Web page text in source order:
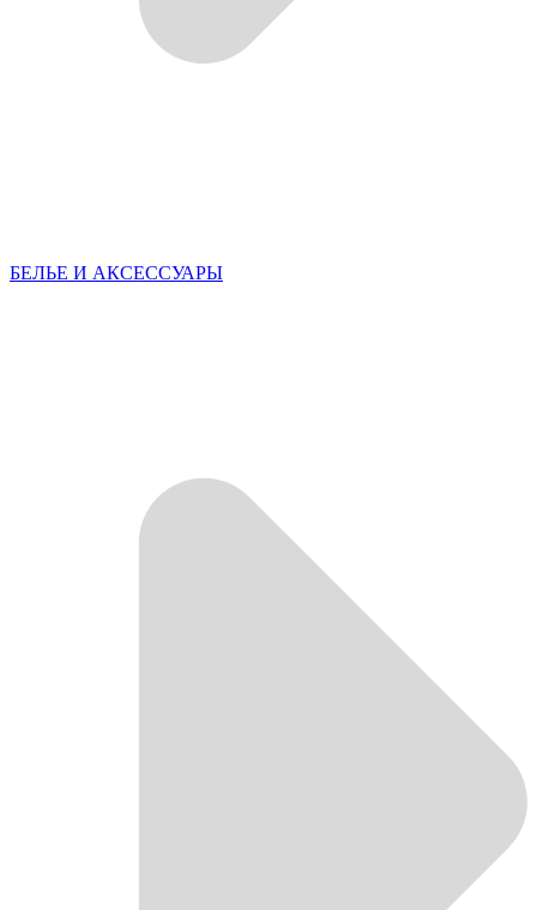
БЕЛЬЕ И АКСЕССУАРЫ